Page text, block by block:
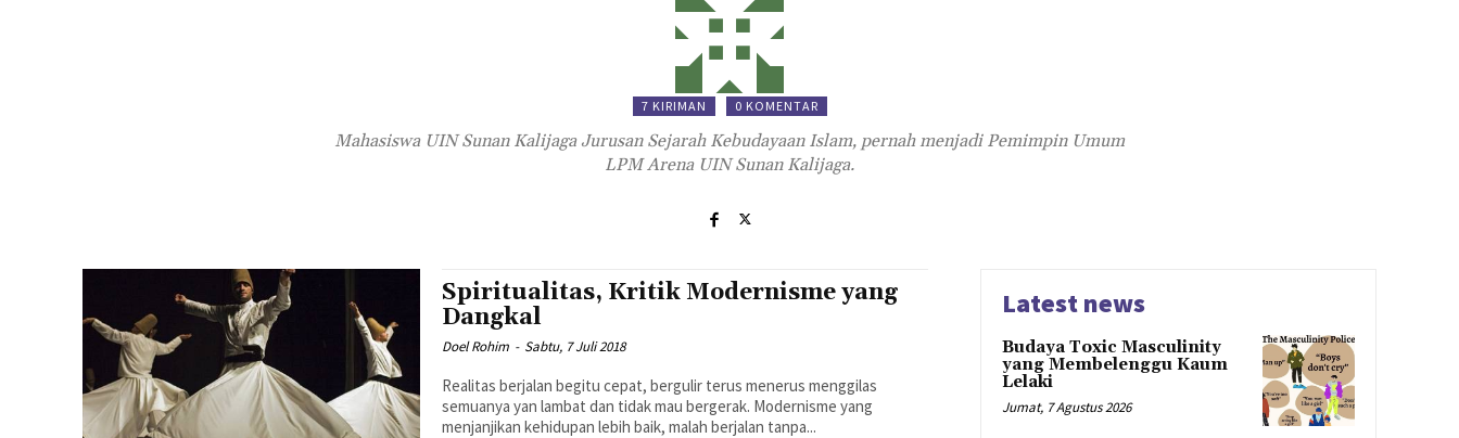
7 KIRIMAN 0 KOMENTAR
Mahasiswa UIN Sunan Kalijaga Jurusan Sejarah Kebudayaan Islam, pernah menjadi Pemimpin Umum
LPM Arena UIN Sunan Kalijaga.
Spiritualitas, Kritik Modernisme yang
Dangkal
Doel Rohim - Sabtu, 7 Juli 2018
Realitas berjalan begitu cepat, bergulir terus menerus menggilas
semuanya yan lambat dan tidak mau bergerak. Modernisme yang
menjanjikan kehidupan lebih baik, malah berjalan tanpa...
Latest news
Budaya Toxic Masculinity
yang Membelenggu Kaum
Lelaki
Jumat, 7 Agustus 2026